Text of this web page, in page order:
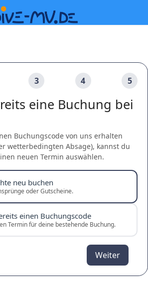
3 4 5
eine Buchung bei
Buchungscode von uns erhalten
wetterbedingten Absage), kannst du
neuen Termin auswählen.
neu buchen
oder Gutscheine.
einen Buchungscode
Termin für deine bestehende Buchung.
Weiter